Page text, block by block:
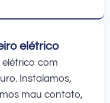
elétrico
elétrico com
Instalamos,
mau contato,